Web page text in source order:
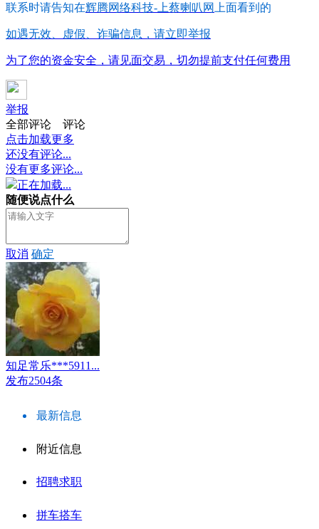
联系时请告知在辉腾网络科技-上蔡喇叭网 上面看到的
如遇无效、虚假、诈骗信息，请立即举报
为了您的资金安全，请见面交易，切勿提前支付任何费用
举报
全部评论
评论
点击加载更多
还没有评论...
没有更多评论...
正在加载...
随便说点什么
取消 确定
知足常乐***5911...
发布2504条
最新信息
附近信息
招聘求职
拼车搭车